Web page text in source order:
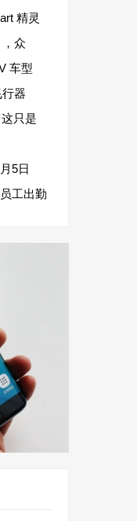
精灵
众
车型
器
只是
5日
工出勤